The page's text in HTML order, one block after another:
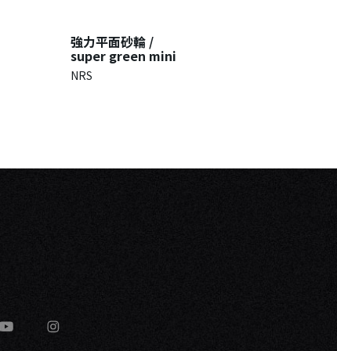
強力平面砂輪 /
super green mini
NRS